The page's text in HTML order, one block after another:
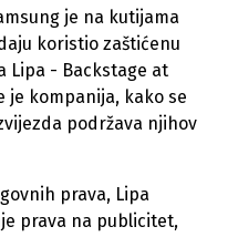
je na kutijama
koristio zaštićenu
Lipa - Backstage at
je kompanija, kako se
podržava njihov
prava, Lipa
prava na publicitet,